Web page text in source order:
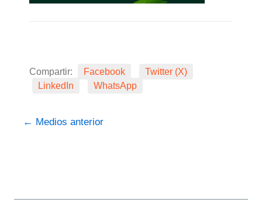
Compartir: Facebook
Twitter (X)
LinkedIn
WhatsApp
← Medios anterior